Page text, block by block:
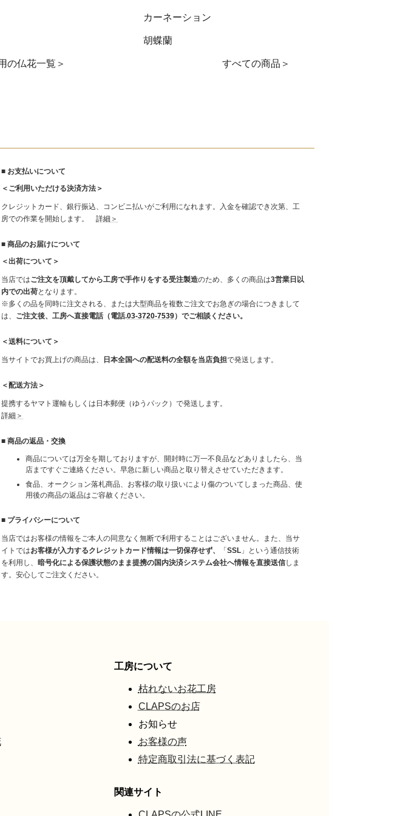
の仏花一覧＞
カーネーション
胡蝶蘭
すべての商品＞
■ お支払いについて
＜ご利用いただける決済方法＞
クレジットカード、銀行振込、コンビニ払いがご利用になれます。入金を確認でき次第、工
房での作業を開始します。 詳細＞
■ 商品のお届けについて
＜出荷について＞
当店ではご注文を頂戴してから工房で手作りをする受注製造のため、多くの商品は3営業日以
内での出荷となります。
※多くの品を同時に注文される、または大型商品を複数ご注文でお急ぎの場合につきまして
は、 ご注文後、工房へ直接電話（電話.03-3720-7539）でご相談ください。
＜送料について＞
当サイトでお買上げの商品は、 日本全国への配送料の全額を当店負担で発送します。
＜配送方法＞
提携するヤマト運輸もしくは日本郵便（ゆうパック）で発送します。
詳細＞
■ 商品の返品・交換
商品については万全を期しておりますが、開封時に万一不良品などありましたら、当
店まですぐご連絡ください。早急に新しい商品と取り替えさせていただきます。
食品、オークション落札商品、お客様の取り扱いにより傷のついてしまった商品、使
用後の商品の返品はご容赦ください。
■ プライバシーについて
当店ではお客様の情報をご本人の同意なく無断で利用することはございません。また、当サ
イトではお客様が入力するクレジットカード情報は一切保存せず、 「SSL 」という通信技術
を利用し、 暗号化による保護状態のまま提携の国内決済システム会社へ情報を直接送信しま
す。安心してご注文ください。
工房について
枯れないお花工房
CLAPSのお店
お知らせ
お客様の声
特定商取引法に基づく表記
関連サイト